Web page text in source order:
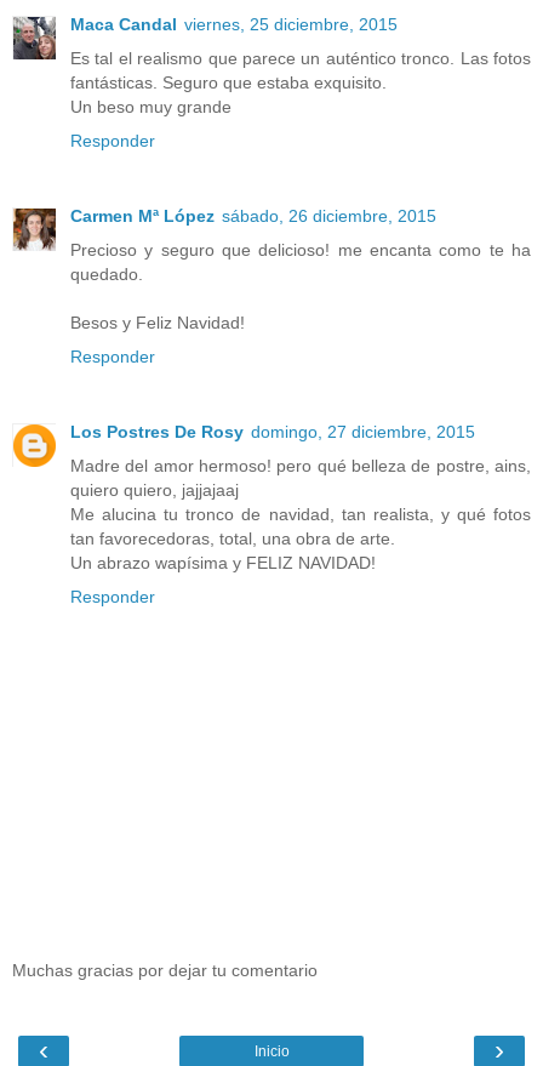
Maca Candal viernes, 25 diciembre, 2015
Es tal el realismo que parece un auténtico tronco. Las fotos
fantásticas. Seguro que estaba exquisito.
Un beso muy grande
Responder
Carmen Mª López sábado, 26 diciembre, 2015
Precioso y seguro que delicioso! me encanta como te ha
quedado.
Besos y Feliz Navidad!
Responder
Los Postres De Rosy domingo, 27 diciembre, 2015
Madre del amor hermoso! pero qué belleza de postre, ains,
quiero quiero, jajjajaaj
Me alucina tu tronco de navidad, tan realista, y qué fotos
tan favorecedoras, total, una obra de arte.
Un abrazo wapísima y FELIZ NAVIDAD!
Responder
Muchas gracias por dejar tu comentario
‹ ›
Inicio